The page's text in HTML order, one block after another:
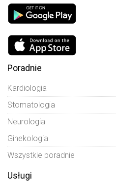
Poradnie
Kardiologia
Stomatologia
Neurologia
Ginekologia
Wszystkie poradnie
Usługi